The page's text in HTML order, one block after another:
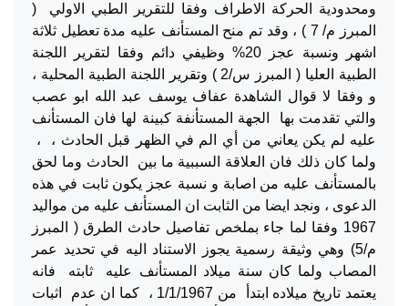
ومحدودية الحركة الاطراف وفقا للتقرير الطبي الاولي (
المبرز م/ 7 ) ، وقد تم منح المستأنف عليه مدة تعطيل ثلاثة
اشهر ونسبة عجز 20% وظيفي دائم وفقا لتقرير اللجنة
الطبية العليا ( المبرز س/2 ) وتقرير اللجنة الطبية المحلية ،
و وفقا لا قوال الشاهدة عفاف يوسف عبد الله ابو عصب
والتي تقدمت بها الجهة المستأنفة كبينة لها فان المستأنف
عليه لم يكن يعاني من أي الم في الظهر قبل الحادث ، ،
ولما كان ذلك فان العلاقة السببية ما بين الحادث وما لحق
بالمستأنف عليه من اصابة و نسبة عجز يكون ثابت في هذه
الدعوى ، ونجد ايضا من الثابت ان المستأنف عليه من مواليد
1967 وفقا لما جاء بملخص تفاصيل حادث الطرق ( المبرز
م/5) وهي وثيقة رسمية يجوز الاستناد اليه في تحديد عمر
المصاب ولما كان سنة ميلاد المستأنف عليه ثابته فانه
يعتمد تاريخ ميلاده ابتدأ من 1/1/1967 ، كما ان عدم اثبات